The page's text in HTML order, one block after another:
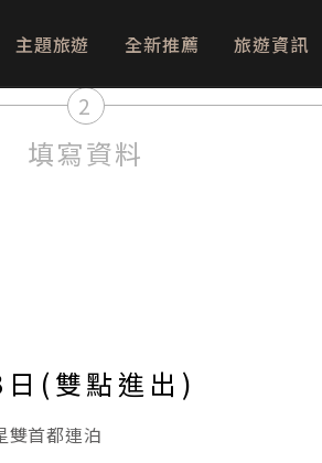
主題旅遊 全新推薦 旅遊資訊
2
填寫資料
(雙點進出)
雙首都連泊